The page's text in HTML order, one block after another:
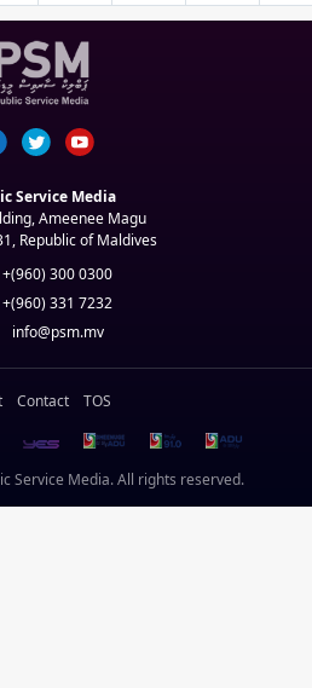
Service Media
Ameenee Magu
Republic of Maldives
+(960) 300 0300
+(960) 331 7232
info@psm.mv
Contact TOS
Service Media. All rights reserved.